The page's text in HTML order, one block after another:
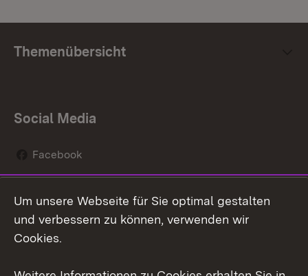
Themenübersicht
Social Media
Facebook
Social Wall
Youtube
Um unsere Webseite für Sie optimal gestalten
und verbessern zu können, verwenden wir
Cookies.